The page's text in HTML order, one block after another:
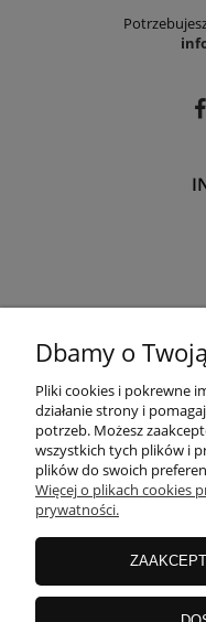
Dbamy o
Pliki cookies i pokrewne
działanie strony i
potrzeb. Możesz
wszystkich tych plików i
plików do swoich
Więcej o plikach cookies
prywatności.